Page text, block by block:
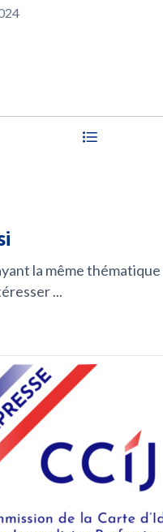
la même
...